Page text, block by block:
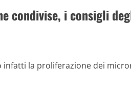
condivise, i consigli
la proliferazione dei